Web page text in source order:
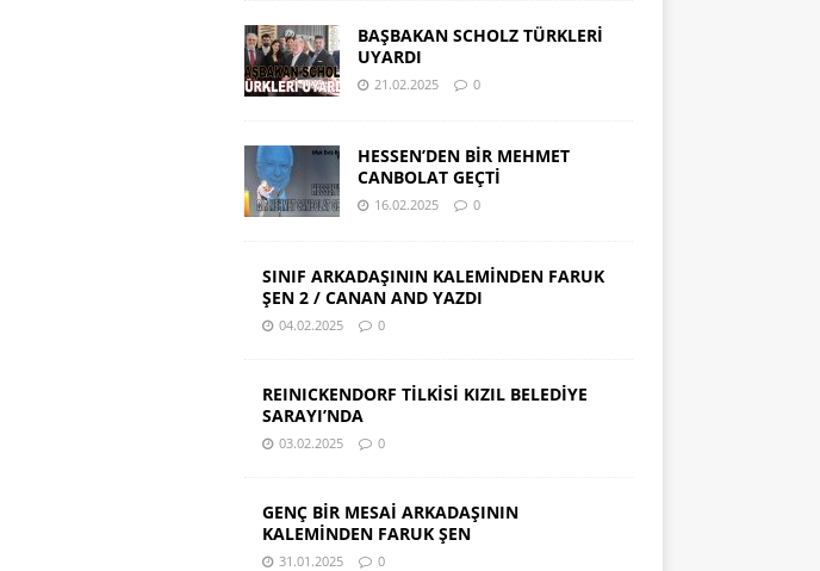
BAŞBAKAN SCHOLZ TÜRKLERİ
UYARDI
21.02.2025 0
HESSEN’DEN BİR MEHMET
CANBOLAT GEÇTİ
16.02.2025 0
SINIF ARKADAŞININ KALEMİNDEN FARUK
ŞEN 2 / CANAN AND YAZDI
04.02.2025 0
REINICKENDORF TİLKİSİ KIZIL BELEDİYE
SARAYI’NDA
03.02.2025 0
GENÇ BİR MESAİ ARKADAŞININ
KALEMİNDEN FARUK ŞEN
31.01.2025 0